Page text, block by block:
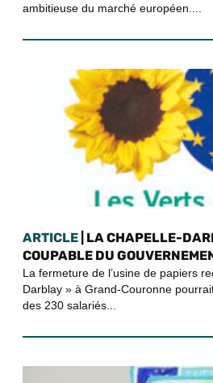
ambitieuse du marché européen....
ARTICLE | LA CHAPELLE-
COUPABLE DU
La fermeture de l’usine de papiers
Darblay » à Grand-Couronne
des 230 salariés...